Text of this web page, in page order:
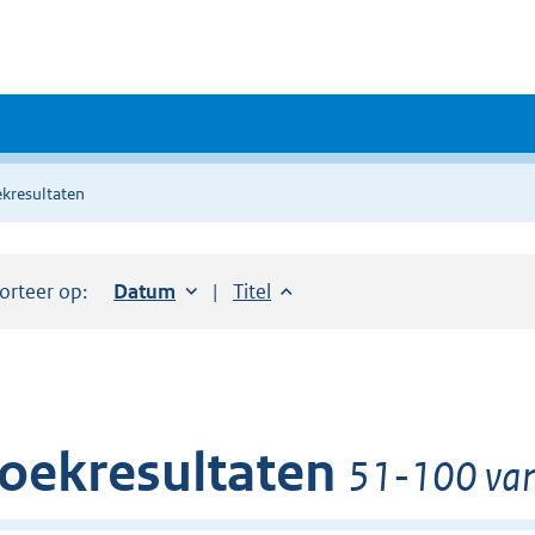
op: Sorteer op:
Datum oplopendSorteer op:
Titel oplopend
51-100